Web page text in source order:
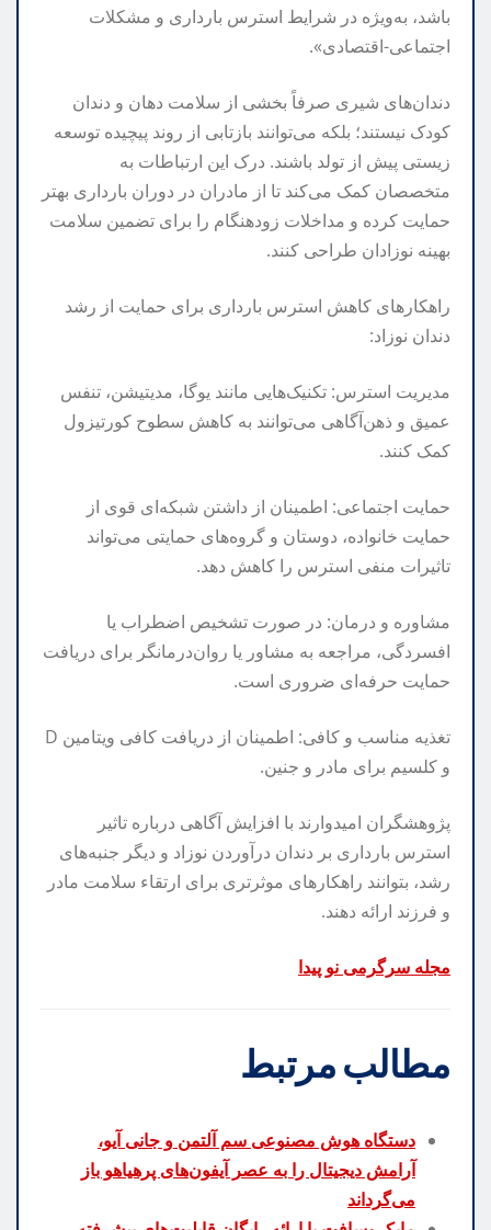
باشد، به‌ویژه در شرایط استرس بارداری و مشکلات
اجتماعی-اقتصادی».
دندان‌های شیری صرفاً بخشی از سلامت دهان و دندان
کودک نیستند؛ بلکه می‌توانند بازتابی از روند پیچیده توسعه
زیستی پیش از تولد باشند. درک این ارتباطات به
متخصصان کمک می‌کند تا از مادران در دوران بارداری بهتر
حمایت کرده و مداخلات زودهنگام را برای تضمین سلامت
بهینه نوزادان طراحی کنند.
راهکارهای کاهش استرس بارداری برای حمایت از رشد
دندان نوزاد:
مدیریت استرس: تکنیک‌هایی مانند یوگا، مدیتیشن، تنفس
عمیق و ذهن‌آگاهی می‌توانند به کاهش سطوح کورتیزول
کمک کنند.
حمایت اجتماعی: اطمینان از داشتن شبکه‌ای قوی از
حمایت خانواده، دوستان و گروه‌های حمایتی می‌تواند
تاثیرات منفی استرس را کاهش دهد.
مشاوره و درمان: در صورت تشخیص اضطراب یا
افسردگی، مراجعه به مشاور یا روان‌درمانگر برای دریافت
حمایت حرفه‌ای ضروری است.
تغذیه مناسب و کافی: اطمینان از دریافت کافی ویتامین D
و کلسیم برای مادر و جنین.
پژوهشگران امیدوارند با افزایش آگاهی درباره تاثیر
استرس بارداری بر دندان درآوردن نوزاد و دیگر جنبه‌های
رشد، بتوانند راهکارهای موثرتری برای ارتقاء سلامت مادر
و فرزند ارائه دهند.
مجله سرگرمی نو پیدا
مطالب مرتبط
دستگاه هوش مصنوعی سم آلتمن و جانی آیو،
آرامش دیجیتال را به عصر آیفون‌های پرهیاهو باز
می‌گرداند